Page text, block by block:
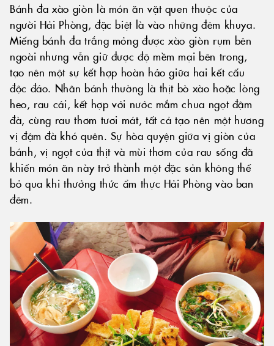
Bánh đa xào giòn là món ăn vặt quen thuộc của
người Hải Phòng, đặc biệt là vào những đêm khuya.
Miếng bánh đa trắng mỏng được xào giòn rụm bên
ngoài nhưng vẫn giữ được độ mềm mại bên trong,
tạo nên một sự kết hợp hoàn hảo giữa hai kết cấu
độc đáo. Nhân bánh thường là thịt bò xào hoặc lòng
heo, rau cải, kết hợp với nước mắm chua ngọt đậm
đà, cùng rau thơm tươi mát, tất cả tạo nên một hương
vị đậm đà khó quên. Sự hòa quyện giữa vị giòn của
bánh, vị ngọt của thịt và mùi thơm của rau sống đã
khiến món ăn này trở thành một đặc sản không thể
bỏ qua khi thưởng thức ẩm thực Hải Phòng vào ban
đêm.